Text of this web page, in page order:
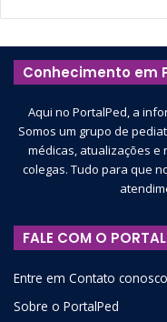
Conhecimento em
Aqui no PortalPed, a
Somos um grupo de
médicas, atualizações e
colegas. Tudo para que
FALE COM O
Entre em Contato conosco
Sobre o PortalPed